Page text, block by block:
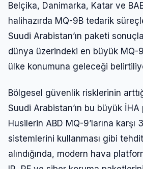
Belçika, Danimarka, Katar ve
halihazırda MQ-9B tedarik
Suudi Arabistan’ın paketi
dünya üzerindeki en büyük MQ-
ülke konumuna geleceği
Bölgesel güvenlik risklerinin
Suudi Arabistan’ın bu büyük
Husilerin ABD MQ-9’larına karşı
sistemlerini kullanması gibi
alındığında, modern hava